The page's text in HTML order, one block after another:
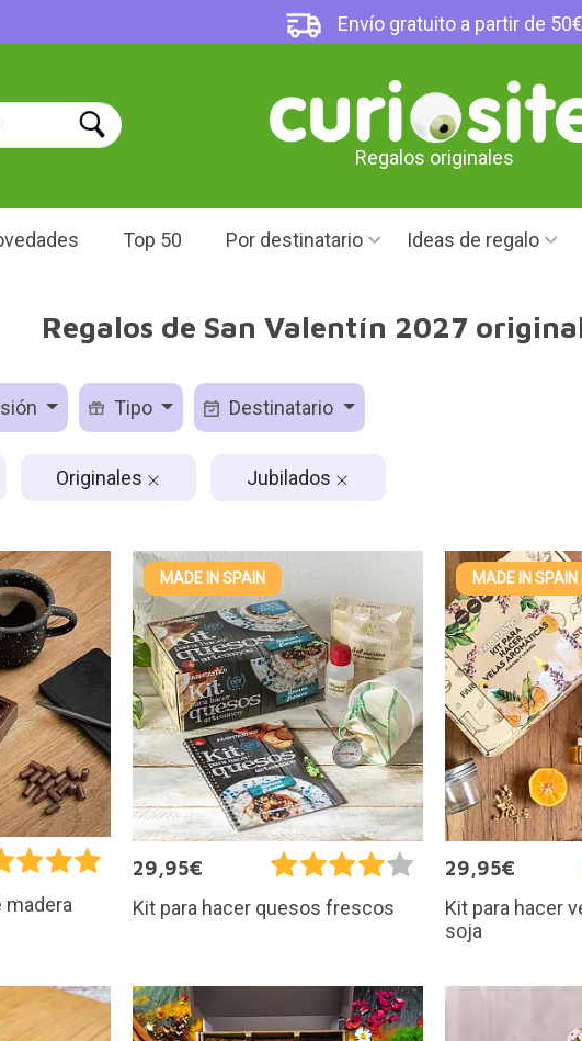
Envío gratuito a partir de 50€
Regalos originales
Top 50 Por destinatario Ideas de regalo
Regalos de San Valentín 2027
Tipo Destinatario
Originales Jubilados
madera
MADE IN SPAIN
29,95€
Kit para hacer quesos frescos
MADE IN SPAIN
29,95€
Kit para hacer
soja